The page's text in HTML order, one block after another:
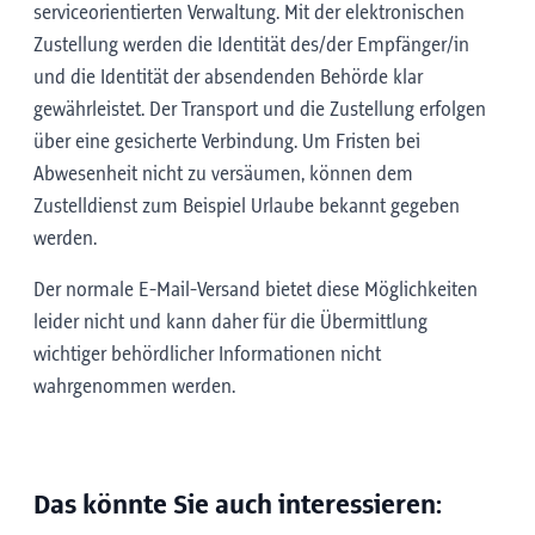
serviceorientierten Verwaltung. Mit der elektronischen
Zustellung werden die Identität des/der Empfänger/in
und die Identität der absendenden Behörde klar
gewährleistet. Der Transport und die Zustellung erfolgen
über eine gesicherte Verbindung. Um Fristen bei
Abwesenheit nicht zu versäumen, können dem
Zustelldienst zum Beispiel Urlaube bekannt gegeben
werden.
Der normale E-Mail-Versand bietet diese Möglichkeiten
leider nicht und kann daher für die Übermittlung
wichtiger behördlicher Informationen nicht
wahrgenommen werden.
Das könnte Sie auch interessieren: